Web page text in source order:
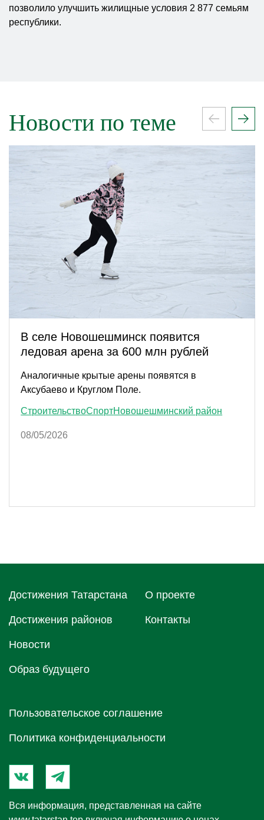
позволило улучшить жилищные условия 2 877 семьям
республики.
Новости по теме
В селе Новошешминск появится
ледовая арена за 600 млн рублей
Аналогичные крытые арены появятся в
Аксубаево и Круглом Поле.
СтроительствоСпортНовошешминский район
08/05/2026
Достижения Татарстана
Достижения районов
Новости
Образ будущего
О проектe
Контакты
Пользовательское соглашение
Политика конфиденциальности
Вся информация, представленная на сайте